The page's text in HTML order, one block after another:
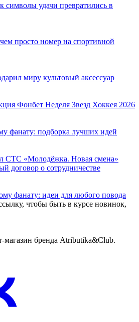
символы удачи превратились в
просто номер на спортивной
миру культовый аксессуар
Фонбет Неделя Звезд Хоккея 2026
фанату: подборка лучших идей
СТС «Молодёжка. Новая смена»
договор о сотрудничестве
фанату: идеи для любого повода
чтобы быть в курсе новинок,
бренда Atributika&Club.